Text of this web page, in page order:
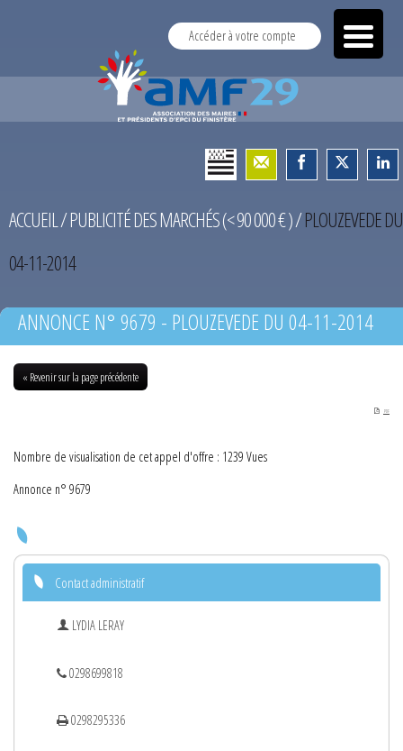
Accéder à votre compte
ACCUEIL/PUBLICITÉ DES MARCHÉS (< 90 000 € )/PLOUZEVEDE DU
04-11-2014
ANNONCE N° 9679 - PLOUZEVEDE DU 04-11-2014
« Revenir sur la page précédente
PDF
Nombre de visualisation de cet appel d'offre : 1239 Vues
Annonce n° 9679
Contact administratif
LYDIA LERAY
0298699818
0298295336